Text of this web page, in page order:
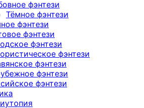
фэнтези
Тёмное фэнтези
фэнтези
фэнтези
фэнтези
фэнтези
фэнтези
фэнтези
фэнтези